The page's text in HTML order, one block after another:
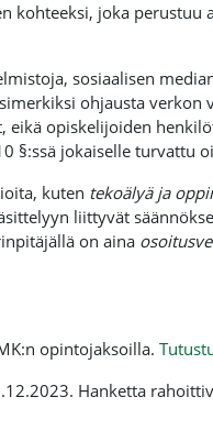
kohteeksi, joka
sosiaalisen
ohjausta
opiskelijoiden
§:ssä jokaiselle turvattu
kuten tekoälyä ja
liittyvät
on aina
opintojaksoilla.
Hanketta